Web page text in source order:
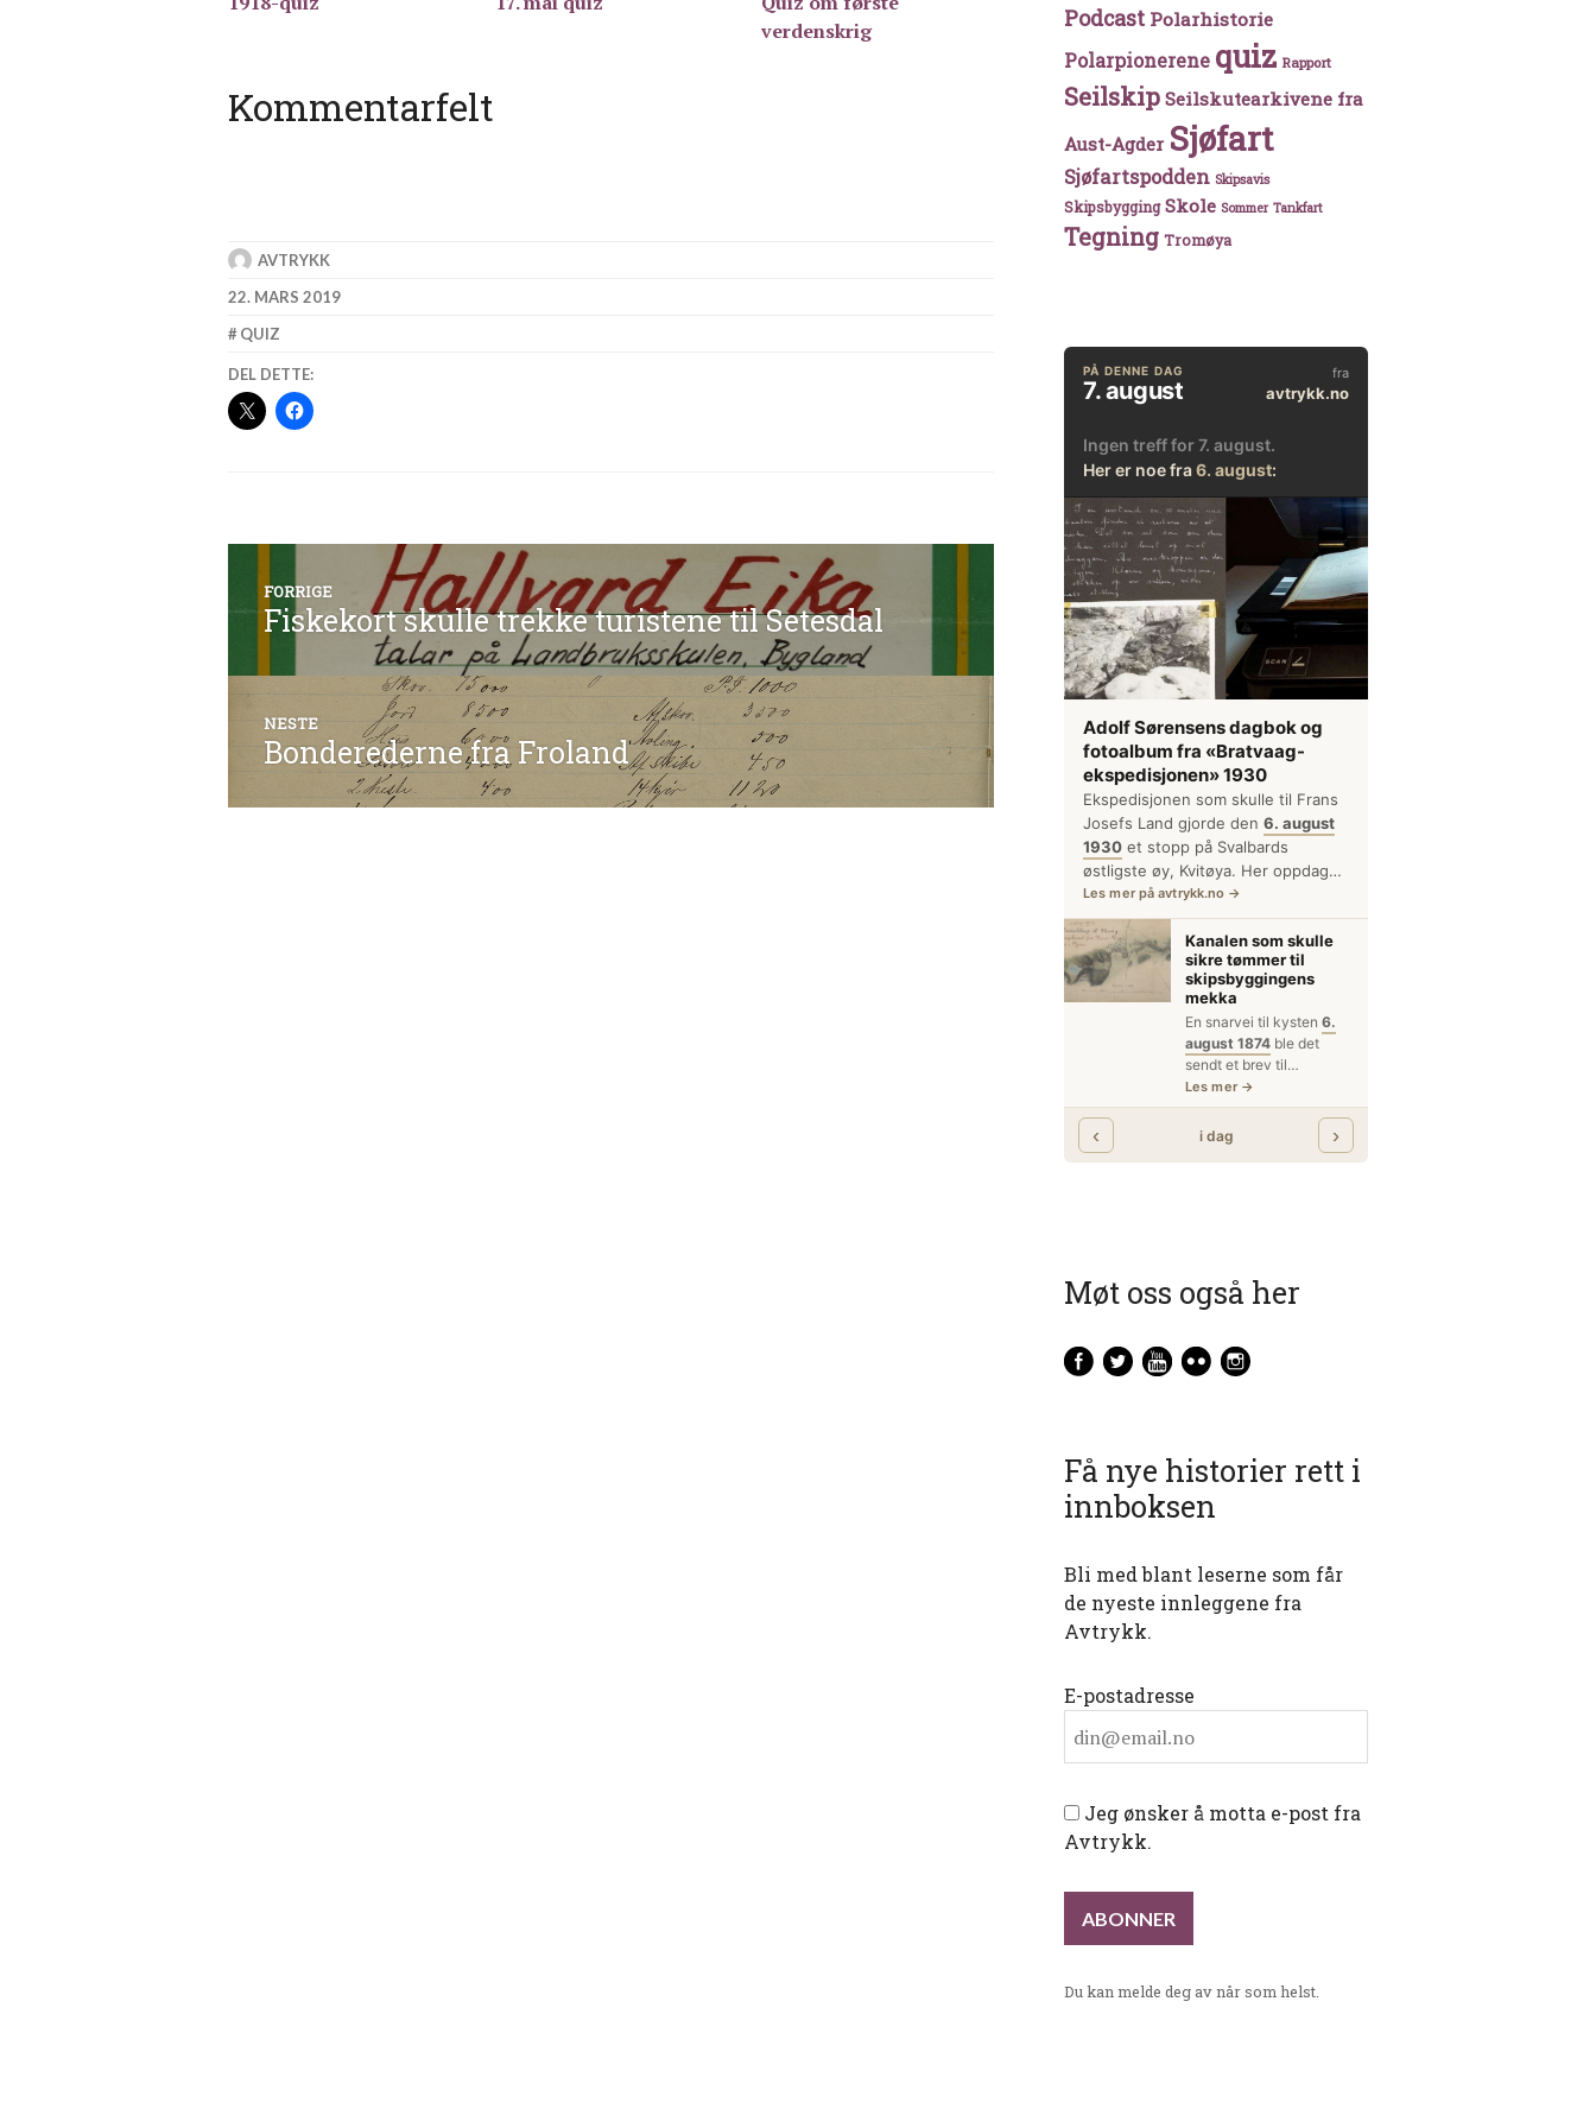
verdenskrig
Kommentarfelt
AVTRYKK
22. MARS 2019
QUIZ
DEL DETTE:
Innleggsnavigasjon
FORRIGE
Forrige
Fiskekort skulle trekke turistene til Setesdal
NESTE
Neste
innlegg:
Bonderederne fra Froland
Podcast Polarhistorie
Polarpionerene quiz Rapport
Seilskip Seilskutearkivene fra
Aust-Agder Sjøfart
Sjøfartspodden Skipsavis
Skipsbygging Skole Sommer Tankfart
Tegning Tromøya
Møt oss også her
Få nye historier rett i
innboksen
Bli med blant leserne som får
de nyeste innleggene fra
Avtrykk.
E-postadresse
Jeg ønsker å motta e-post fra
Avtrykk.
Du kan melde deg av når som helst.